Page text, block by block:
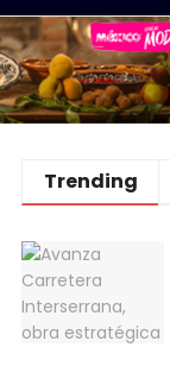
Trending